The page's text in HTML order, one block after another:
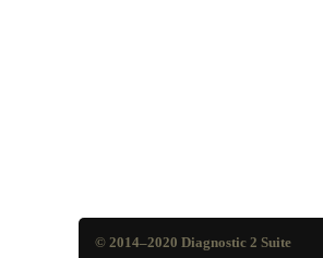
© 2014–2020 Diagnostic 2 Suite